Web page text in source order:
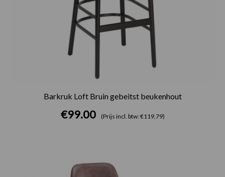
Barkruk Loft Bruin gebeitst beukenhout
€99.00 (Prijs incl. btw: €119,79)